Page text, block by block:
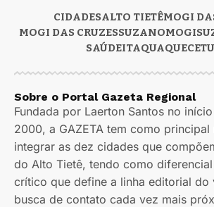
CIDADESALTO TIETÊMOGI
MOGI DAS CRUZESSUZANOMOGI
SAÚDE
Sobre o Portal Gazeta Regional
Fundada por Laerton Santos no
2000, a GAZETA tem como principal
integrar as dez cidades que
do Alto Tietê, tendo como
crítico que define a linha editorial do
busca de contato cada vez mais